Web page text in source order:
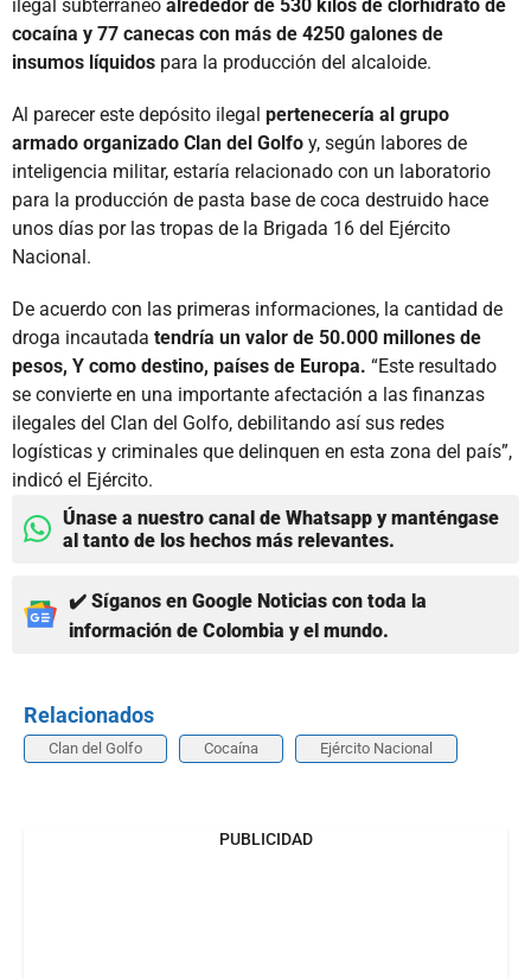
ilegal subterráneo alrededor de 530 kilos de clorhidrato de
cocaína y 77 canecas con más de 4250 galones de
insumos líquidos para la producción del alcaloide.
Al parecer este depósito ilegal pertenecería al grupo
armado organizado Clan del Golfo y, según labores de
inteligencia militar, estaría relacionado con un laboratorio
para la producción de pasta base de coca destruido hace
unos días por las tropas de la Brigada 16 del Ejército
Nacional.
De acuerdo con las primeras informaciones, la cantidad de
droga incautada tendría un valor de 50.000 millones de
pesos, Y como destino, países de Europa. “Este resultado
se convierte en una importante afectación a las finanzas
ilegales del Clan del Golfo, debilitando así sus redes
logísticas y criminales que delinquen en esta zona del país”,
indicó el Ejército.
Únase a nuestro canal de Whatsapp y manténgase
al tanto de los hechos más relevantes.
✔️ Síganos en Google Noticias con toda la
información de Colombia y el mundo.
Relacionados
Clan del Golfo Cocaína Ejército Nacional
PUBLICIDAD